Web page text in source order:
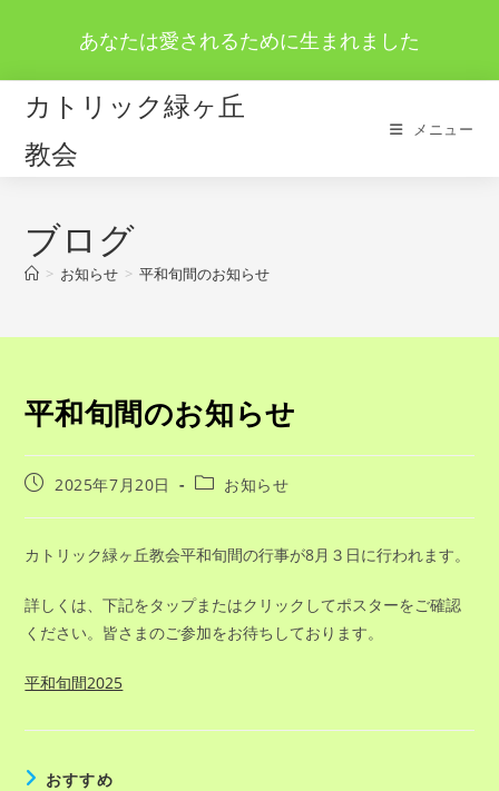
あなたは愛されるために生まれました
カトリック緑ヶ丘
教会
メニュー
ブログ
> お知らせ > 平和旬間のお知らせ
平和旬間のお知らせ
投
公
開
日:
2025年7月20日
投
カ
テ
ゴ
ー:
お知らせ
カトリック緑ヶ丘教会平和旬間の行事が8月３日に行われます。
詳しくは、下記をタップまたはクリックしてポスターをご確認
ください。皆さまのご参加をお待ちしております。
平和旬間2025
おすすめ